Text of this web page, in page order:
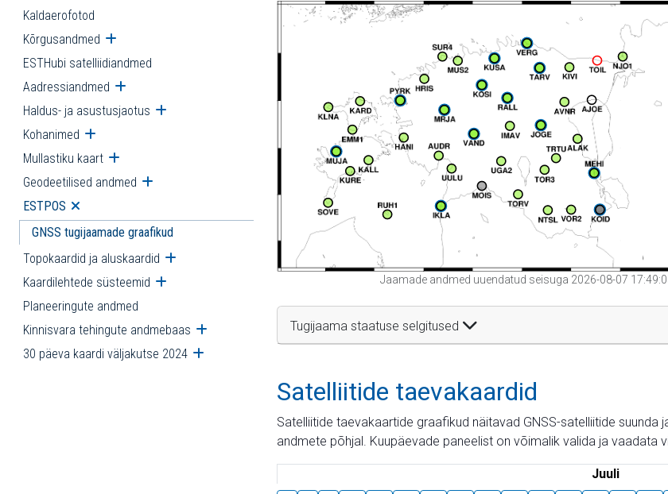
Kaldaerofotod
Kõrgusandmed Ava alammenüü
ESTHubi satelliidiandmed
Aadressiandmed Ava alammenüü
Haldus- ja asustusjaotus Ava alammenüü
Kohanimed Ava alammenüü
Mullastiku kaart Ava alammenüü
Geodeetilised andmed Ava alammenüü
ESTPOS Ava alammenüü
GNSS tugijaamade graafikud
Topokaardid ja aluskaardid Ava alammenüü
Kaardilehtede süsteemid Ava alammenüü
Planeeringute andmed
Kinnisvara tehingute andmebaas Ava alammenüü
30 päeva kaardi väljakutse 2024 Ava alammenüü
Jaamade andmed uuendatud seisuga 2026-08-07
Tugijaama staatuse selgitused
Satelliitide taevakaardid
Satelliitide taevakaartide graafikud näitavad GNSS-satelliitide
andmete põhjal. Kuupäevade paneelist on võimalik valida ja vaadata
Juuli